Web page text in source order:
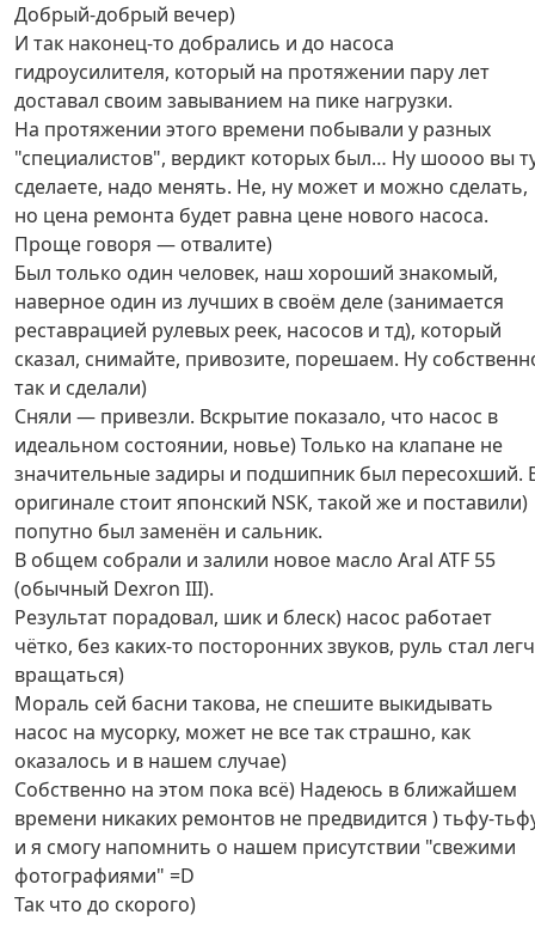
Добрый-добрый вечер)
И так наконец-то добрались и до насоса
гидроусилителя, который на протяжении пару лет
доставал своим завыванием на пике нагрузки.
На протяжении этого времени побывали у разных
"специалистов", вердикт которых был… Ну шоооо вы
сделаете, надо менять. Не, ну может и можно сделать,
но цена ремонта будет равна цене нового насоса.
Проще говоря — отвалите)
Был только один человек, наш хороший знакомый,
наверное один из лучших в своём деле (занимается
реставрацией рулевых реек, насосов и тд), который
сказал, снимайте, привозите, порешаем. Ну
так и сделали)
Сняли — привезли. Вскрытие показало, что насос в
идеальном состоянии, новье) Только на клапане не
значительные задиры и подшипник был пересохший.
оригинале стоит японский NSK, такой же и поставили)
попутно был заменён и сальник.
В общем собрали и залили новое масло Aral ATF 55
(обычный Dexron III).
Результат порадовал, шик и блеск) насос работает
чётко, без каких-то посторонних звуков, руль стал
вращаться)
Мораль сей басни такова, не спешите выкидывать
насос на мусорку, может не все так страшно, как
оказалось и в нашем случае)
Собственно на этом пока всё) Надеюсь в ближайшем
времени никаких ремонтов не предвидится ) тьфу-
и я смогу напомнить о нашем присутствии "свежими
фотографиями" =D
Так что до скорого)